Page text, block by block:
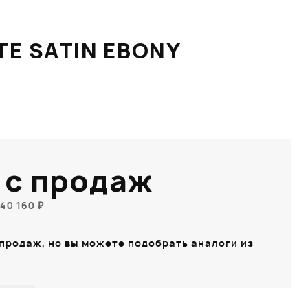
SATIN EBONY
продаж
160 ₽
но вы можете подобрать аналоги из